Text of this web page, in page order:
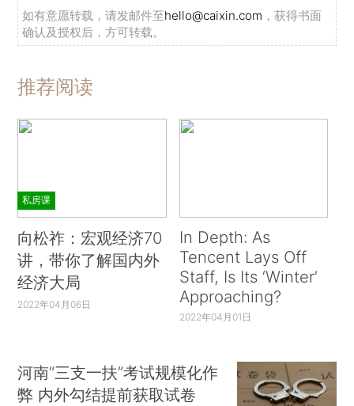
如有意愿转载，请发邮件至hello@caixin.com ，获得书面
确认及授权后，方可转载。
推荐阅读
私房课
向松祚：宏观经济70
讲，带你了解国内外
经济大局
2022年04月06日
In Depth: As
Tencent Lays Off
Staff, Is Its ‘Winter’
Approaching?
2022年04月01日
河南“三支一扶”考试规模化作
弊 内外勾结提前获取试卷